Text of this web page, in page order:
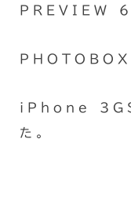
PREVIEW
iPhone 3GS
た。